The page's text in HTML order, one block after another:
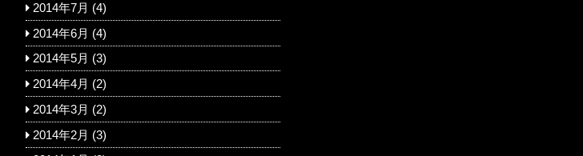
2014年7月 (4)
2014年6月 (4)
2014年5月 (3)
2014年4月 (2)
2014年3月 (2)
2014年2月 (3)